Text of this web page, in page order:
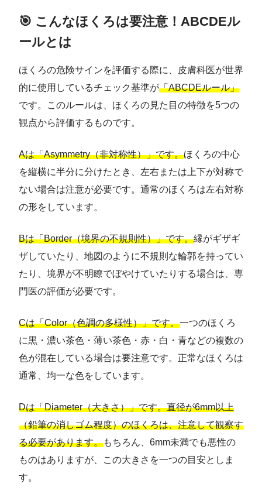
🎯 こんなほくろは要注意！ABCDEル
ールとは
ほくろの危険サインを評価する際に、皮膚科医が世界
的に使用しているチェック基準が「ABCDEルール」
です。このルールは、ほくろの見た目の特徴を5つの
観点から評価するものです。
Aは「Asymmetry（非対称性）」です。ほくろの中心
を縦横に半分に分けたとき、左右または上下が対称で
ない場合は注意が必要です。通常のほくろは左右対称
の形をしています。
Bは「Border（境界の不規則性）」です。縁がギザギ
ザしていたり、地図のように不規則な輪郭を持ってい
たり、境界が不明瞭でぼやけていたりする場合は、専
門医の評価が必要です。
Cは「Color（色調の多様性）」です。一つのほくろ
に黒・濃い茶色・薄い茶色・赤・白・青などの複数の
色が混在している場合は要注意です。正常なほくろは
通常、均一な色をしています。
Dは「Diameter（大きさ）」です。直径が6mm以上
（鉛筆の消しゴム程度）のほくろは、注意して観察す
る必要があります。もちろん、6mm未満でも悪性の
ものはありますが、この大きさを一つの目安としま
す。